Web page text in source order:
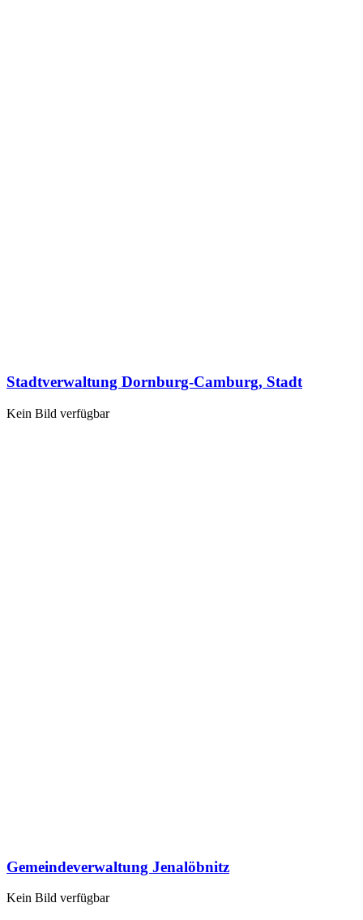
Stadtverwaltung Dornburg-Camburg, Stadt
Kein Bild verfügbar
Gemeindeverwaltung Jenalöbnitz
Kein Bild verfügbar